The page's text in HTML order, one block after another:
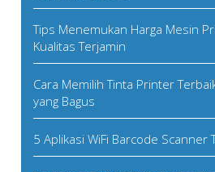
Tips Menemukan Harga Mesin
Kualitas Terjamin
Cara Memilih Tinta Printer
yang Bagus
5 Aplikasi WiFi Barcode Scanner